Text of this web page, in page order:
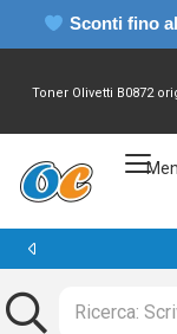
Sconti fino
Toner Olivetti B0872